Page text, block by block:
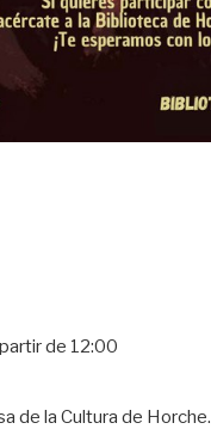
de 12:00
de la Cultura de Horche.